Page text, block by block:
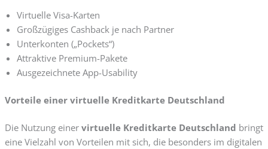
Virtuelle Visa-Karten
Großzügiges Cashback je nach Partner
Unterkonten („Pockets“)
Attraktive Premium-Pakete
Ausgezeichnete App-Usability
Vorteile einer virtuelle Kreditkarte Deutschland
Die Nutzung einer virtuelle Kreditkarte Deutschland bringt
eine Vielzahl von Vorteilen mit sich, die besonders im digitalen